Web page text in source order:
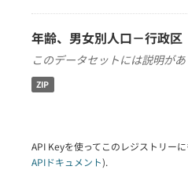
年齢、男女別人口－行政区
このデータセットには説明が
ZIP
API Keyを使ってこのレジストリー
APIドキュメント).